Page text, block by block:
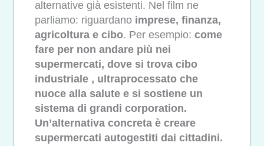
alternative già esistenti. Nel film ne
parliamo: riguardano imprese, finanza,
agricoltura e cibo. Per esempio: come
fare per non andare più nei
supermercati, dove si trova cibo
industriale , ultraprocessato che
nuoce alla salute e si sostiene un
sistema di grandi corporation.
Un’alternativa concreta è creare
supermercati autogestiti dai cittadini.